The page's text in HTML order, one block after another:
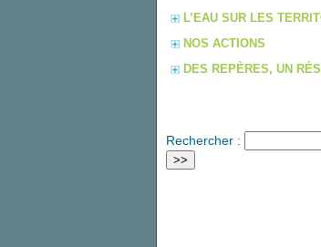
L’EAU SUR LES
NOS ACTIONS
DES REPÈRES, UN
Rechercher :